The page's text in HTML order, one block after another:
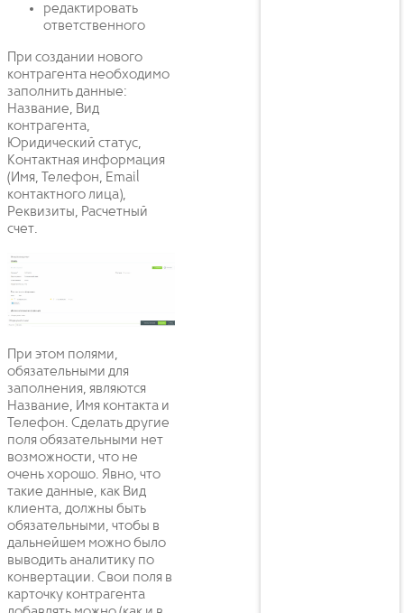
редактировать
ответственного
При создании нового
контрагента необходимо
заполнить данные:
Название, Вид
контрагента,
Юридический статус,
Контактная информация
(Имя, Телефон, Email
контактного лица),
Реквизиты, Расчетный
счет.
При этом полями,
обязательными для
заполнения, являются
Название, Имя контакта и
Телефон. Сделать другие
поля обязательными нет
возможности, что не
очень хорошо. Явно, что
такие данные, как Вид
клиента, должны быть
обязательными, чтобы в
дальнейшем можно было
выводить аналитику по
конвертации. Свои поля в
карточку контрагента